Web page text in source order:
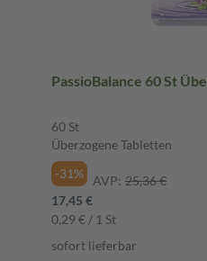
PassioBalance 60 St
60 St
Überzogene Tabletten
-31%
AVP: 25,36 €
17,45 €
0,29 € / 1 St
sofort lieferbar